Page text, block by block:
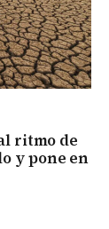
ritmo de
y pone en